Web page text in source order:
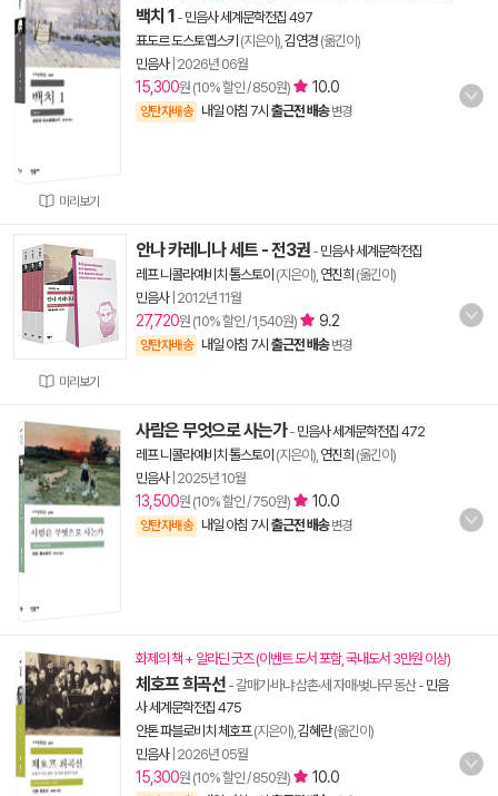
미리보기
백치 1 - 민음사 세계문학전집 497
표도르 도스토옙스키 (지은이), 김연경 (옮긴이)
민음사| 2026년 06월
15,300원 (10% 할인 / 850원) 10.0
양탄자배송 내일 아침 7시 출근전 배송 변경
미리보기
안나 카레니나 세트 - 전3권 - 민음사 세계문학전집
레프 니콜라예비치 톨스토이 (지은이), 연진희 (옮긴이)
민음사| 2012년 11월
27,720원 (10% 할인 / 1,540원) 9.2
양탄자배송 내일 아침 7시 출근전 배송 변경
사람은 무엇으로 사는가- 민음사 세계문학전집 472
레프 니콜라예비치 톨스토이 (지은이), 연진희 (옮긴이)
민음사| 2025년 10월
13,500원 (10% 할인 / 750원) 10.0
양탄자배송 내일 아침 7시 출근전 배송 변경
화제의 책 + 알라딘 굿즈 (이벤트 도서 포함, 국내도서 3만원 이상)
체호프 희곡선 - 갈매기·바냐 삼촌·세 자매·벚나무 동산- 민음
사 세계문학전집 475
안톤 파블로비치 체호프(지은이), 김혜란(옮긴이)
민음사| 2026년 05월
15,300원 (10% 할인 / 850원) 10.0